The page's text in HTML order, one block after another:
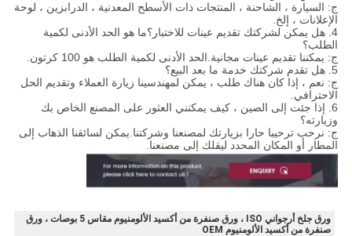
ج: السيارة ، الشاحنة ، المنتجات ذات الأسطح المعدنية ، الدرابزين ، لوحة
الإعلانات ، إلخ.
4. هل يمكن لشركتك تقديم عينات للاختبار؟ما هو الحد الأدنى لكمية
الطلب؟
ج: يمكننا تقديم عينات مجانية.الحد الأدنى لكمية الطلب هو 100 كرتون.
5. هل تقدم شركتك خدمة ما بعد البيع؟
ج: نعم ، إذا كان هناك طلب ، يمكن لمهندسينا زيارة العملاء وتقديم الحل
الاحترافي.
6. إذا جئت إلى الصين ، كيف يمكنني العثور على المصنع الخاص بك
وزيارته؟
ج: نرحب ترحيبا حارا بزيارتك لمصنعنا وشركتنا.يمكن لسائقنا الذهاب إلى
المطار أو المكان المحدد ليقلك إلى مصنعنا.
ورق جلخ أرجواني ISO ، ورق صنفرة من أكسيد الألومنيوم مقاس 5 بوصات ، ورق
صنفرة من أكسيد الألومنيوم OEM